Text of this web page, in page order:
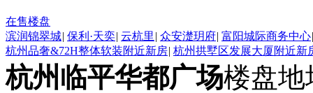
在售楼盘
滨润锦翠城| 保利·天奕| 云杭里 | 众安濋玥府| 富阳城际商务中心|
杭州品奢&72H整体软装附近新房| 杭州拱墅区发展大厦附近新
杭州临平华都广场楼盘地